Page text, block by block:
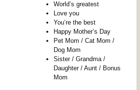
World’s greatest
Love you
You’re the best
Happy Mother’s Day
Pet Mom / Cat Mom /
Dog Mom
Sister / Grandma /
Daughter / Aunt / Bonus
Mom